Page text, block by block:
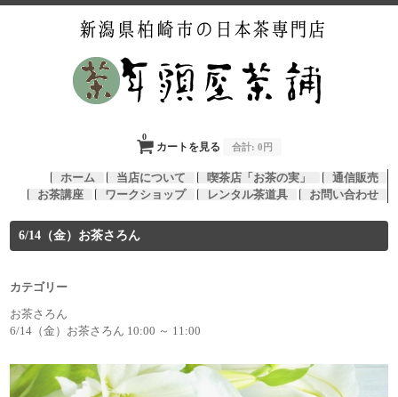
カートを見る
0
合計: 0円
ホーム 当店について 喫茶店「お茶の実」
通信販売
お茶講座
ワークショップ レンタル茶道具 お問い合わせ
6/14（金）お茶さろん
カテゴリー
お茶さろん
6/14（金）お茶さろん 10:00 ～ 11:00